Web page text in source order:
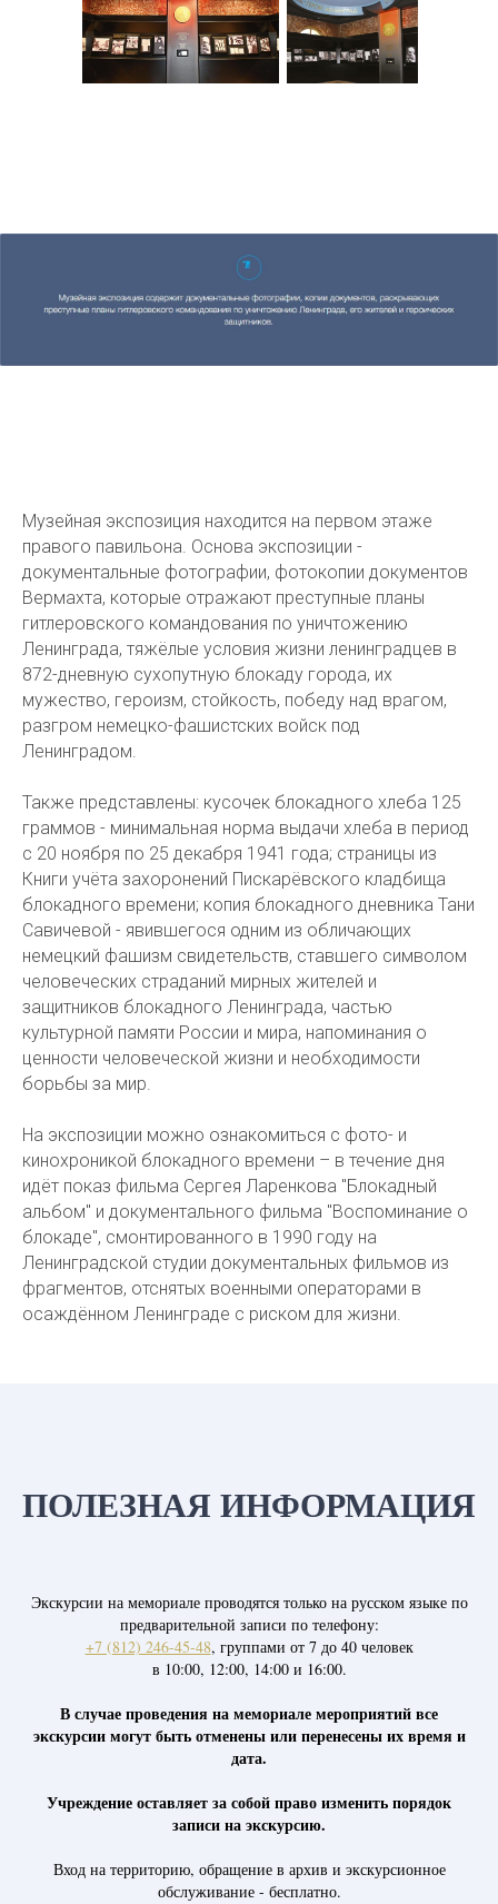
Цифровая экскурсия
Новости
Музейная экспозиция находится на первом этаже
правого павильона. Основа экспозиции -
документальные фотографии, фотокопии документов
Вермахта, которые отражают преступные планы
гитлеровского командования по уничтожению
Ленинграда, тяжёлые условия жизни ленинградцев в
872-дневную сухопутную блокаду города, их
мужество, героизм, стойкость, победу над врагом,
разгром немецко-фашистских войск под
Ленинградом.
Также представлены: кусочек блокадного хлеба 125
граммов - минимальная норма выдачи хлеба в период
с 20 ноября по 25 декабря 1941 года; страницы из
Книги учёта захоронений Пискарёвского кладбища
блокадного времени; копия блокадного дневника Тани
Савичевой - явившегося одним из обличающих
немецкий фашизм свидетельств, ставшего символом
человеческих страданий мирных жителей и
защитников блокадного Ленинграда, частью
культурной памяти России и мира, напоминания о
ценности человеческой жизни и необходимости
борьбы за мир.
На экспозиции можно ознакомиться с фото- и
кинохроникой блокадного времени – в течение дня
идёт показ фильма Сергея Ларенкова "Блокадный
альбом" и документального фильма "Воспоминание о
блокаде", смонтированного в 1990 году на
Ленинградской студии документальных фильмов из
фрагментов, отснятых военными операторами в
осаждённом Ленинграде с риском для жизни.
ПОЛЕЗНАЯ ИНФОРМАЦИЯ
Экскурсии на мемориале проводятся только на русском языке по
предварительной записи по телефону:
+7 (812) 246-45-48, группами от 7 до 40 человек
в 10:00, 12:00, 14:00 и 16:00.
В случае проведения на мемориале мероприятий все
экскурсии могут быть отменены или перенесены их время и
дата.
Учреждение оставляет за собой право изменить порядок
записи на экскурсию.
Вход на территорию, обращение в архив и экскурсионное
обслуживание - бесплатно.